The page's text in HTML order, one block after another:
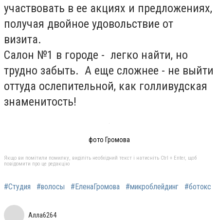
участвовать в ее акциях и предложениях,
получая двойное удовольствие от
визита.
Салон №1 в городе - легко найти, но
трудно забыть. А еще сложнее - не выйти
оттуда ослепительной, как голливудская
знаменитость!
фото Громова
Якщо ви помітили помилку, виділіть необхідний текст і натисніть Ctrl + Enter, щоб
повідомити про це редакцію
#Студия #волосы #ЕленаГромова #микроблейдинг #ботокс
Алла6264